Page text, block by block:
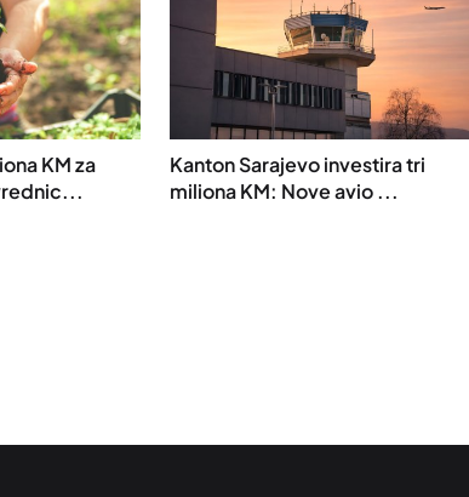
KM za
Kanton Sarajevo investira tri
miliona KM: Nove avio ...